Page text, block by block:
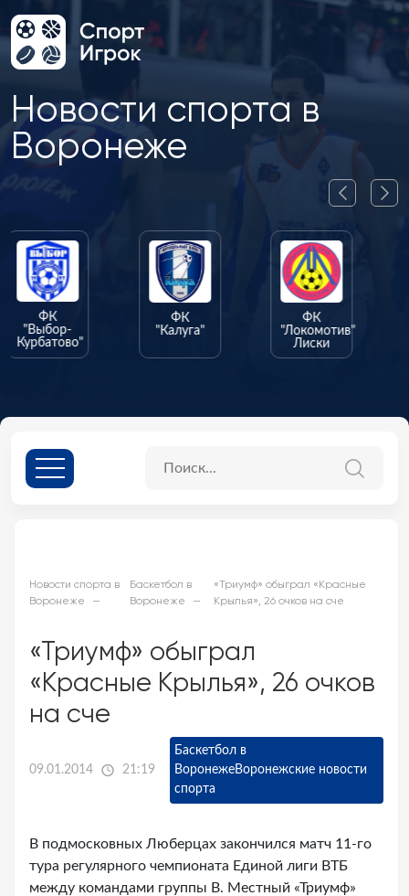
Новости спорта в
Воронеже
"Калуга"
"Локомотив"
Новости спорта в
Воронеже
Баскетбол в
Воронеже
«Триумф» обыграл «Красные
Крылья», 26 очков на сче
«Триумф» обыграл
«Красные Крылья», 26 очков
на сче
09.01.2014 21:19
Баскетбол в
ВоронежеВоронежские новости
спорта
В подмосковных Люберцах закончился матч 11-го
тура регулярного чемпионата Единой лиги ВТБ
между командами группы B. Местный «Триумф»